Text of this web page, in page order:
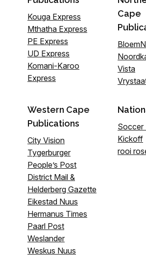
Kouga Express
Mthatha Express
PE Express
UD Express
Komani-Karoo
Express
Cape
Vista
Western Cape
Publications
City Vision
Tygerburger
People’s Post
District Mail &
Helderberg Gazette
Eikestad Nuus
Hermanus Times
Paarl Post
Weslander
Weskus Nuus
Soccer
Kickoff
rooi